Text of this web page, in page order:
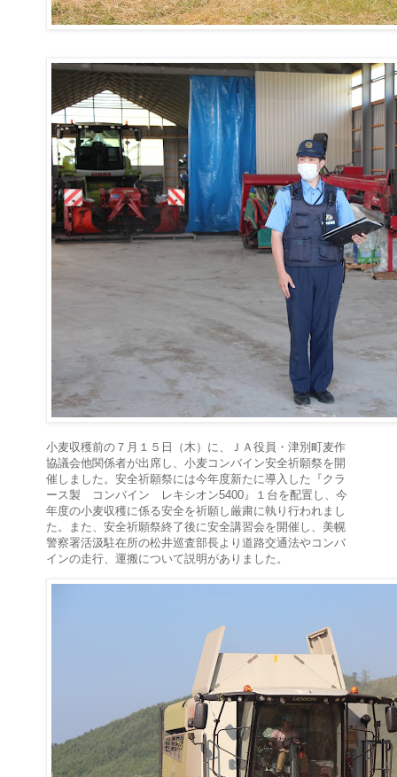
小麦収穫前の７月１５日（木）に、ＪＡ役員・津別町麦作
協議会他関係者が出席し、小麦コンバイン安全祈願祭を開
催しました。安全祈願祭には今年度新たに導入した『クラ
ース製 コンバイン レキシオン5400』１台を配置し、今
年度の小麦収穫に係る安全を祈願し厳粛に執り行われまし
た。また、安全祈願祭終了後に安全講習会を開催し、美幌
警察署活汲駐在所の松井巡査部長より道路交通法やコンバ
インの走行、運搬について説明がありました。